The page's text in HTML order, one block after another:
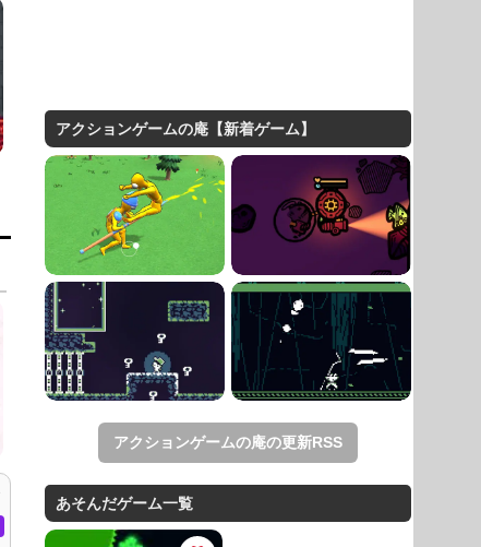
アクションゲームの庵【新着ゲーム】
アクションゲームの庵の更新RSS
あそんだゲーム一覧